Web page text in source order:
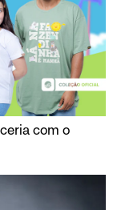
com o